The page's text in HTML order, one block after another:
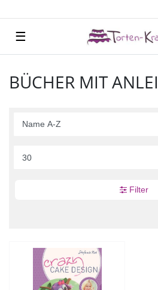
☰
BÜCHER MIT
Filter